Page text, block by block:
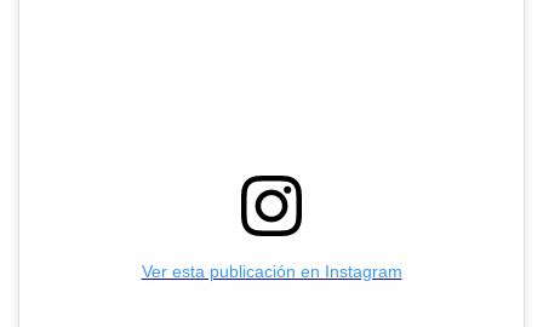
Ver esta publicación en Instagram